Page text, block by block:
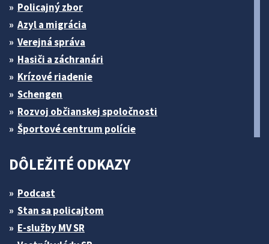
Policajný zbor
Azyl a migrácia
Verejná správa
Hasiči a záchranári
Krízové riadenie
Schengen
Rozvoj občianskej spoločnosti
Športové centrum polície
DÔLEŽITÉ ODKAZY
Podcast
Stan sa policajtom
E-služby MV SR